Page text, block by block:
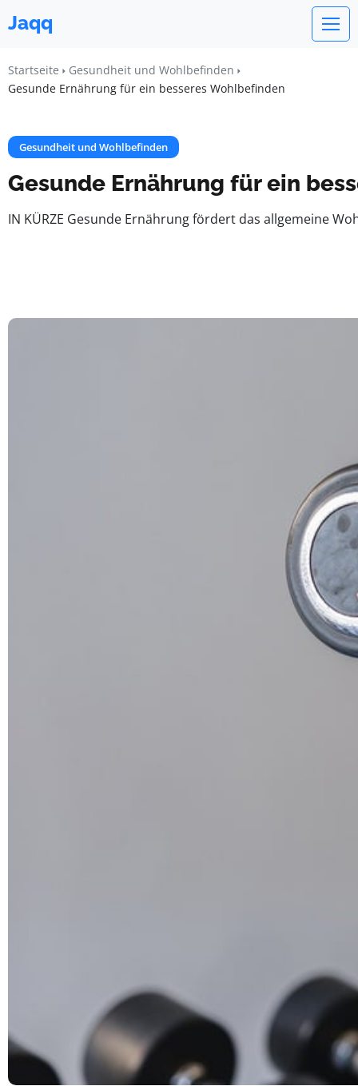
Jaqq
Startseite
Gesundheit und Wohlbefinden
Gesunde Ernährung für ein besseres Wohlbefinden
Gesundheit und Wohlbefinden
Gesunde Ernährung für ein
IN KÜRZE Gesunde Ernährung fördert das allgemeine